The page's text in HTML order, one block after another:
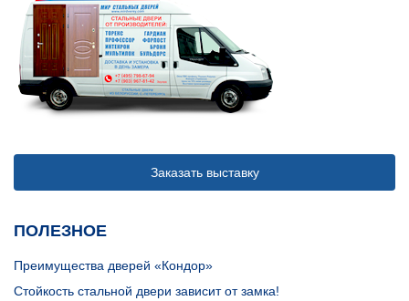
Заказать выставку
ПОЛЕЗНОЕ
Преимущества дверей «Кондор»
Стойкость стальной двери зависит от замка!